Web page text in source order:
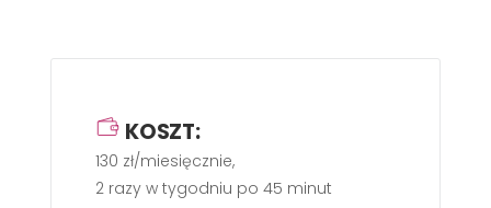
KOSZT:
130 zł/miesięcznie,
2 razy w tygodniu po 45 minut